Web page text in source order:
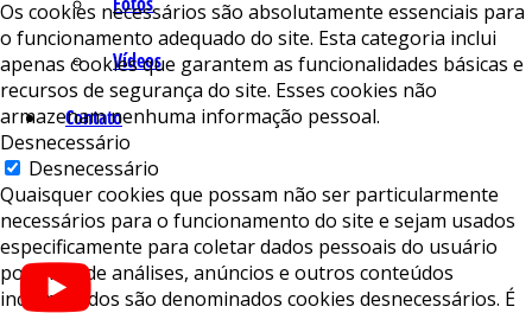
Vídeos
Contato
Os cookies necessários são absolutamente essenciais para
o funcionamento adequado do site. Esta categoria inclui
apenas cookies que garantem as funcionalidades básicas e
recursos de segurança do site. Esses cookies não
armazenam nenhuma informação pessoal.
Desnecessário
Desnecessário
Quaisquer cookies que possam não ser particularmente
necessários para o funcionamento do site e sejam usados ​​
especificamente para coletar dados pessoais do usuário
por meio de análises, anúncios e outros conteúdos
incorporados são denominados cookies desnecessários. É